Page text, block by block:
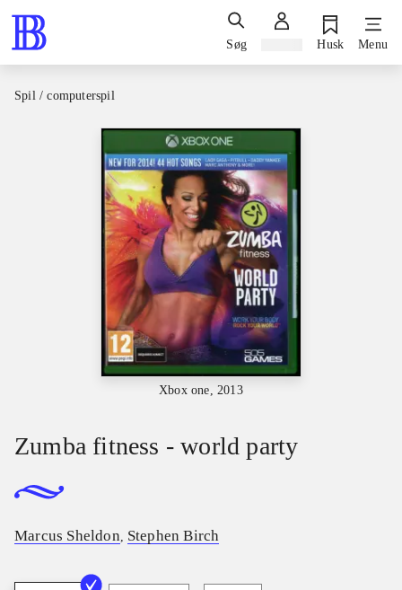
Søg Husk Menu
Spil / computerspil
Xbox one, 2013
Zumba fitness - world party
Marcus Sheldon Stephen Birch